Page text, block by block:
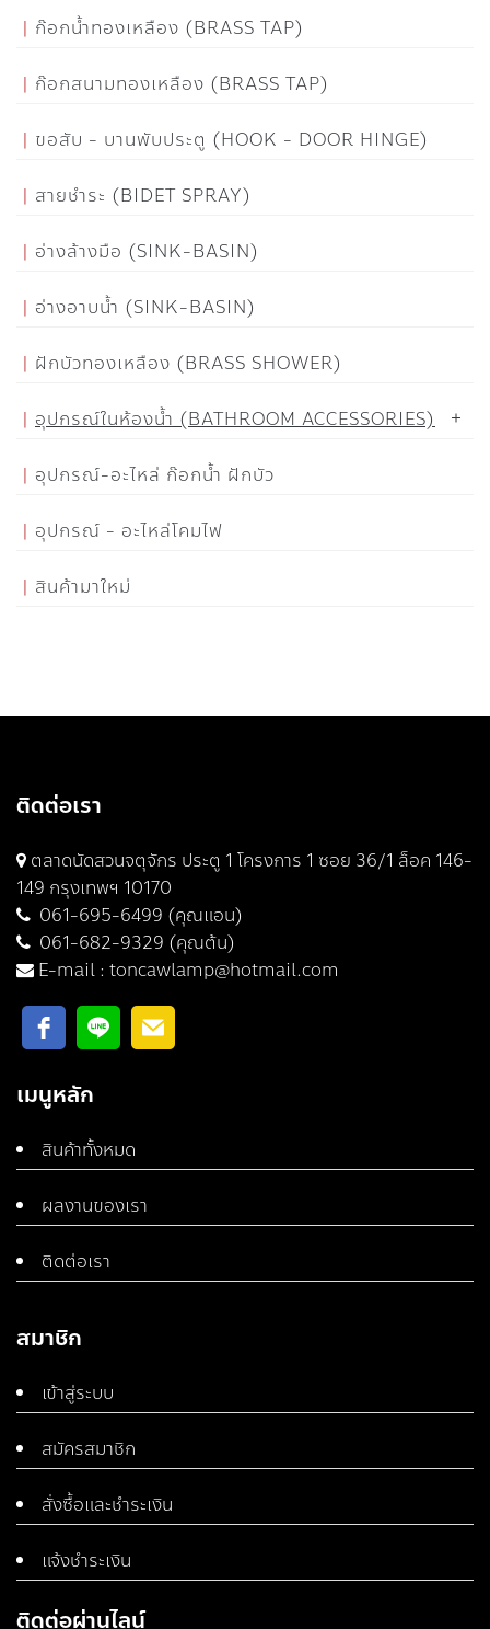
ก๊อกน้ำทองเหลือง (BRASS TAP)
ก๊อกสนามทองเหลือง (BRASS TAP)
ขอสับ - บานพับประตู (HOOK - DOOR HINGE)
สายชำระ (BIDET SPRAY)
อ่างล้างมือ (SINK-BASIN)
อ่างอาบน้ำ (SINK-BASIN)
ฝักบัวทองเหลือง (BRASS SHOWER)
อุปกรณ์ในห้องน้ำ (BATHROOM ACCESSORIES)
อุปกรณ์-อะไหล่ ก๊อกน้ำ ฝักบัว
อุปกรณ์ - อะไหล่โคมไฟ
สินค้ามาใหม่
ติดต่อเรา
ตลาดนัดสวนจตุจักร ประตู 1 โครงการ 1 ซอย 36/1 ล็อค 146-
149 กรุงเทพฯ 10170
061-695-6499 (คุณแอน)
061-682-9329 (คุณต้น)
E-mail : toncawlamp@hotmail.com
เมนูหลัก
สินค้าทั้งหมด
ผลงานของเรา
ติดต่อเรา
สมาชิก
เข้าสู่ระบบ
สมัครสมาชิก
สั่งซื้อและชำระเงิน
แจ้งชำระเงิน
ติดต่อผ่านไลน์